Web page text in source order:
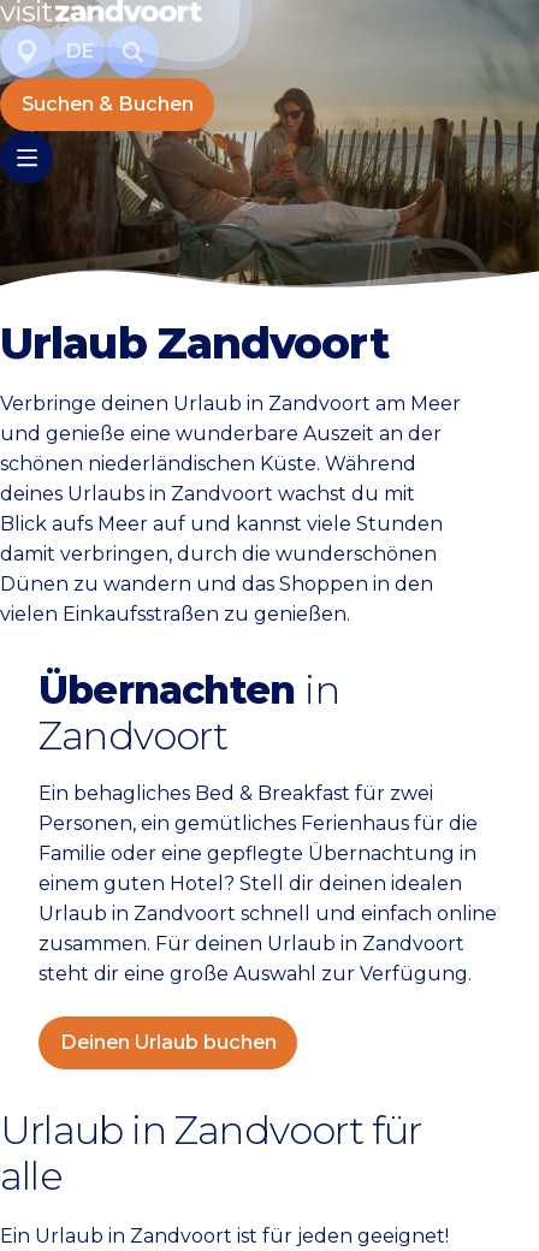
DE
Suchen & Buchen
Urlaub Zandvoort
Verbringe deinen Urlaub in Zandvoort am Meer
und genieße eine wunderbare Auszeit an der
schönen niederländischen Küste. Während
deines Urlaubs in Zandvoort wachst du mit
Blick aufs Meer auf und kannst viele Stunden
damit verbringen, durch die wunderschönen
Dünen zu wandern und das Shoppen in den
vielen Einkaufsstraßen zu genießen.
Übernachten in
Zandvoort
Ein behagliches Bed & Breakfast für zwei
Personen, ein gemütliches Ferienhaus für die
Familie oder eine gepflegte Übernachtung in
einem guten Hotel? Stell dir deinen idealen
Urlaub in Zandvoort schnell und einfach online
zusammen. Für deinen Urlaub in Zandvoort
steht dir eine große Auswahl zur Verfügung.
Deinen Urlaub buchen
Urlaub in Zandvoort für
alle
Ein Urlaub in Zandvoort ist für jeden geeignet!